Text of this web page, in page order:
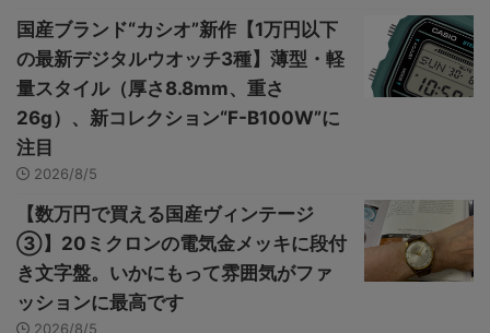
国産ブランド“カシオ”新作【1万円以下
の最新デジタルウオッチ3種】薄型・軽
量スタイル（厚さ8.8mm、重さ
26g）、新コレクション“F-B100W”に
注目
2026/8/5
【数万円で買える国産ヴィンテージ
③】20ミクロンの電気金メッキに段付
き文字盤。いかにもって雰囲気がファ
ッションに最高です
2026/8/5